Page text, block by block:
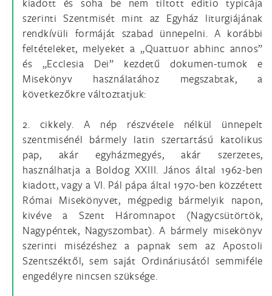
szerinti Szentmisét mint az Egyház liturgiájának
rendkívüli formáját szabad ünnepelni. A korábbi
feltételeket, melyeket a „Quattuor abhinc annos”
és „Ecclesia Dei” kezdetű dokumen-tumok e
Misekönyv használatához megszabtak, a
következőkre változtatjuk:
2. cikkely. A nép részvétele nélkül ünnepelt
szentmisénél bármely latin szertartású katolikus
pap, akár egyházmegyés, akár szerzetes,
használhatja a Boldog XXIII. János által 1962-ben
kiadott, vagy a VI. Pál pápa által 1970-ben közzétett
Római Misekönyvet, mégpedig bármelyik napon,
kivéve a Szent Háromnapot (Nagycsütörtök,
Nagypéntek, Nagyszombat). A bármely misekönyv
szerinti misézéshez a papnak sem az Apostoli
Szentszéktől, sem saját Ordináriusától semmiféle
engedélyre nincsen szüksége.